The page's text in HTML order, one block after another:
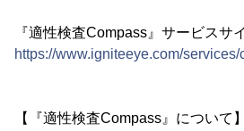
『適性検査Compass』サービスサ
https://www.igniteeye.com/services/
【『適性検査Compass』について】